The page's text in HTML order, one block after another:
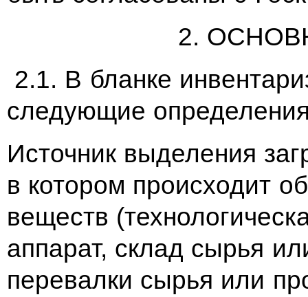
2.
2.1. В бланке
следующие
Источник выделения
в котором происходит
веществ
аппарат, склад сырья
перевалки сырья или